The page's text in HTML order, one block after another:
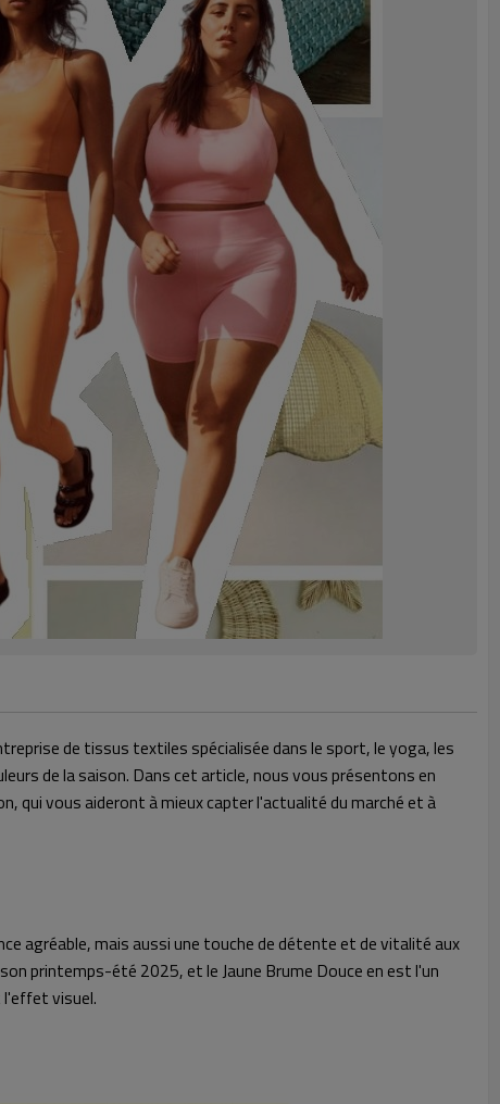
de tissus textiles spécialisée dans le sport, le yoga, les
de la saison. Dans cet article, nous vous présentons en
qui vous aideront à mieux capter l'actualité du marché et à
agréable, mais aussi une touche de détente et de vitalité aux
printemps-été 2025, et le Jaune Brume Douce en est l'un
l'effet visuel.